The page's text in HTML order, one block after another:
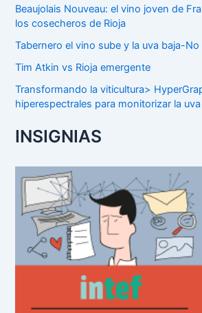
Beaujolais Nouveau: el vino joven de
los cosecheros de Rioja
Tabernero el vino sube y la uva baja-No
Tim Atkin vs Rioja emergente
Transformando la viticultura>
hiperespectrales para monitorizar la
INSIGNIAS